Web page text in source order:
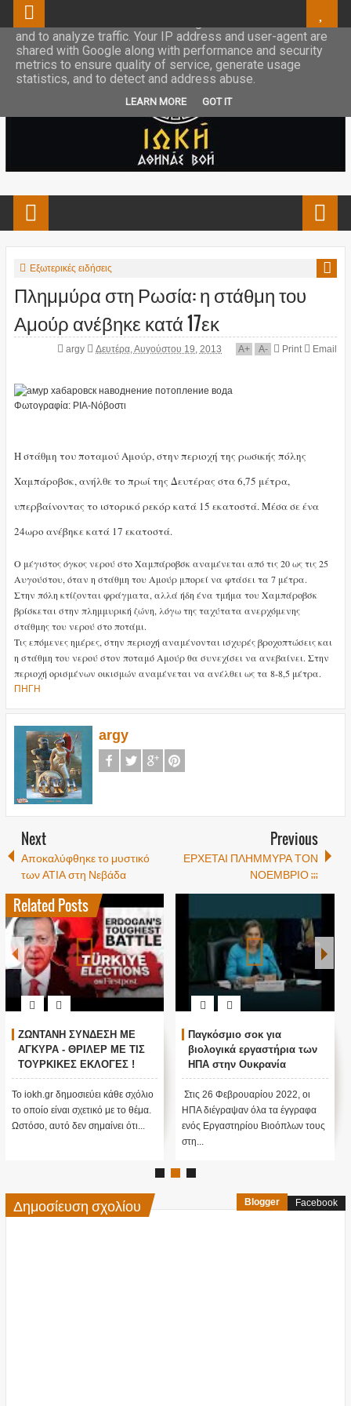
Εξωτερικές ειδήσεις
Πλημμύρα στη Ρωσία: η στάθμη του
Αμούρ ανέβηκε κατά 17εκ
argy Δευτέρα, Αυγούστου 19, 2013 A+ A- Print Email
Φωτογραφία: ΡΙΑ-Νόβοστι
Η στάθμη του ποταμού Αμούρ, στην περιοχή της ρωσικής πόλης
Χαμπάροβσκ, ανήλθε το πρωί της Δευτέρας στα 6,75 μέτρα,
υπερβαίνοντας το ιστορικό ρεκόρ κατά 15 εκατοστά. Μέσα σε ένα
24ωρο ανέβηκε κατά 17 εκατοστά.
Ο μέγιστος όγκος νερού στο Χαμπάροβσκ αναμένεται από τις 20 ως τις 25
Αυγούστου, όταν η στάθμη του Αμούρ μπορεί να φτάσει τα 7 μέτρα.
Στην πόλη κτίζονται φράγματα, αλλά ήδη ένα τμήμα του Χαμπάροβσκ
βρίσκεται στην πλημμυρική ζώνη, λόγω της ταχύτατα ανερχόμενης
στάθμης του νερού στο ποτάμι.
Τις επόμενες ημέρες, στην περιοχή αναμένονται ισχυρές βροχοπτώσεις και
η στάθμη του νερού στον ποταμό Αμούρ θα συνεχίσει να ανεβαίνει. Στην
περιοχή ορισμένων οικισμών αναμένεται να ανέλθει ως τα 8-8,5 μέτρα.
ΠΗΓΗ
argy
Next
Αποκαλύφθηκε το μυστικό
των ΑΤΙΑ στη Νεβάδα
Previous
ΕΡΧΕΤΑΙ ΠΛΗΜΜΥΡΑ ΤΟΝ
ΝΟΕΜΒΡΙΟ ;;;
Related Posts
ΖΩΝΤΑΝΗ ΣΥΝΔΕΣΗ ΜΕ
ΑΓΚΥΡΑ - ΘΡΙΛΕΡ ΜΕ ΤΙΣ
ΤΟΥΡΚΙΚΕΣ ΕΚΛΟΓΕΣ !
Το iokh.gr δημοσιεύει κάθε σχόλιο
το οποίο είναι σχετικό με το θέμα.
Ωστόσο, αυτό δεν σημαίνει ότι...
Παγκόσμιο σοκ για
βιολογικά εργαστήρια των
ΗΠΑ στην Ουκρανία
Στις 26 Φεβρουαρίου 2022, οι
ΗΠΑ διέγραψαν όλα τα έγγραφα
ενός Εργαστηρίου Βιοόπλων τους
στη...
Δημοσίευση σχολίου Blogger Facebook
This site uses cookies from Google to deliver its services
and to analyze traffic. Your IP address and user-agent are
shared with Google along with performance and security
metrics to ensure quality of service, generate usage
statistics, and to detect and address abuse.
LEARN MORE GOT IT